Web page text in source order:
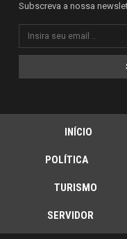
Subscreva a nossa
INÍCIO
POLÍTICA
TURISMO
SERVIDOR